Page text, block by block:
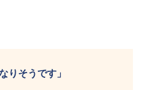
りそうです」